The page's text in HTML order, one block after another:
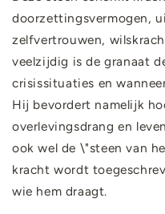
doorzettingsvermogen,
zelfvertrouwen,
veelzijdig is de granaat
crisissituaties en
Hij bevordert namelijk
overlevingsdrang en
ook wel de \"steen van
kracht wordt
wie hem draagt.